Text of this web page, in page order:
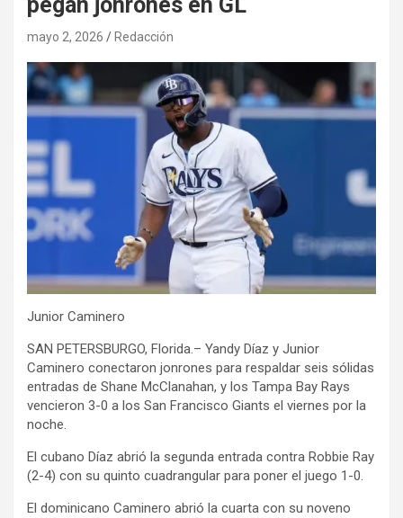
mayo 2, 2026 Redacción
Junior Caminero
SAN PETERSBURGO, Florida.– Yandy Díaz y Junior
Caminero conectaron jonrones para respaldar seis sólidas
entradas de Shane McClanahan, y los Tampa Bay Rays
vencieron 3-0 a los San Francisco Giants el viernes por la
noche.
El cubano Díaz abrió la segunda entrada contra Robbie Ray
(2-4) con su quinto cuadrangular para poner el juego 1-0.
El dominicano Caminero abrió la cuarta con su noveno